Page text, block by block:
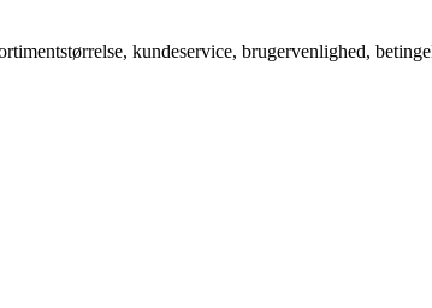
kundeservice, brugervenlighed,